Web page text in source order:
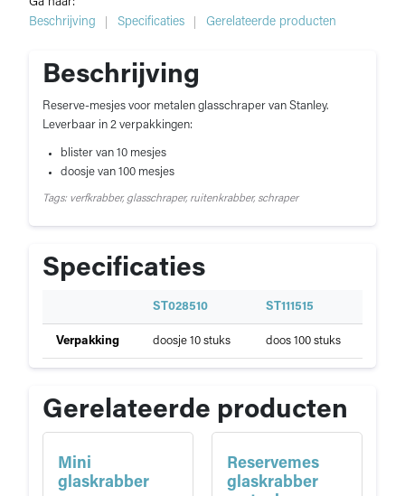
Beschrijving
Specificaties Gerelateerde producten
Beschrijving
Reserve-mesjes voor metalen glasschraper van Stanley.
Leverbaar in 2 verpakkingen:
blister van 10 mesjes
doosje van 100 mesjes
Tags: verfkrabber, glasschraper, ruitenkrabber, schraper
Specificaties
Specificaties
Reservemes
metaal
p
e
c
f
i
a
t
ST028510 ST111515
Verpakking doosje 10 stuks doos 100 stuks
Gerelateerde producten
Mini
glaskrabber
Reservemes
glaskrabber